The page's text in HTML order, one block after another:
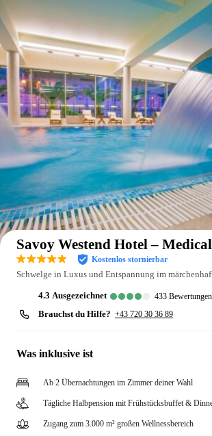
Savoy Westend Hotel –
Kostenlos stornierbar
Schwelge in Luxus und Entspannung im
4.3 ausgezeichnet 433 Bewertungen
Brauchst du Hilfe? +43 720 30 36 89
Was inklusive ist
Ab 2 Übernachtungen im Zimmer deiner Wahl
Tägliche Halbpension mit Frühstücksbuffet &
Zugang zum 3.000 m² großen Wellnessbereich